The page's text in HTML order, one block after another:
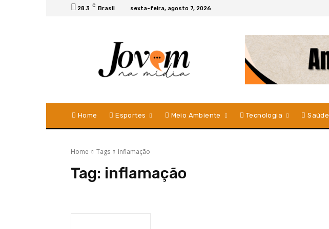
28.3 C Brasil sexta-feira, agosto 7, 2026
Home Esportes Meio Ambiente Tecnologia Saúde
Home Tags Inflamação
Tag: inflamação